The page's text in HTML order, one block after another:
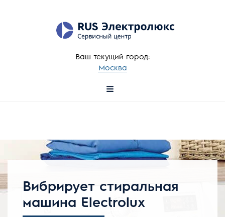
Ваш текущий город:
Москва
+7 (495) 137-78-57
Вибрирует стиральная
машина Electrolux